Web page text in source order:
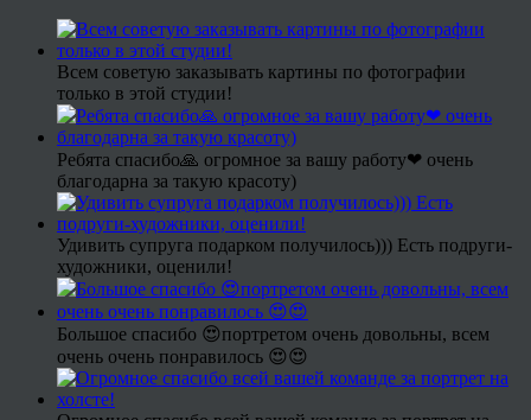
Всем советую заказывать картины по фотографии
только в этой студии!
Ребята спасибо🙏 огромное за вашу работу❤ очень
благодарна за такую красоту)
Удивить супруга подарком получилось))) Есть подруги-
художники, оценили!
Большое спасибо 😍портретом очень довольны, всем
очень очень понравилось 😍😍